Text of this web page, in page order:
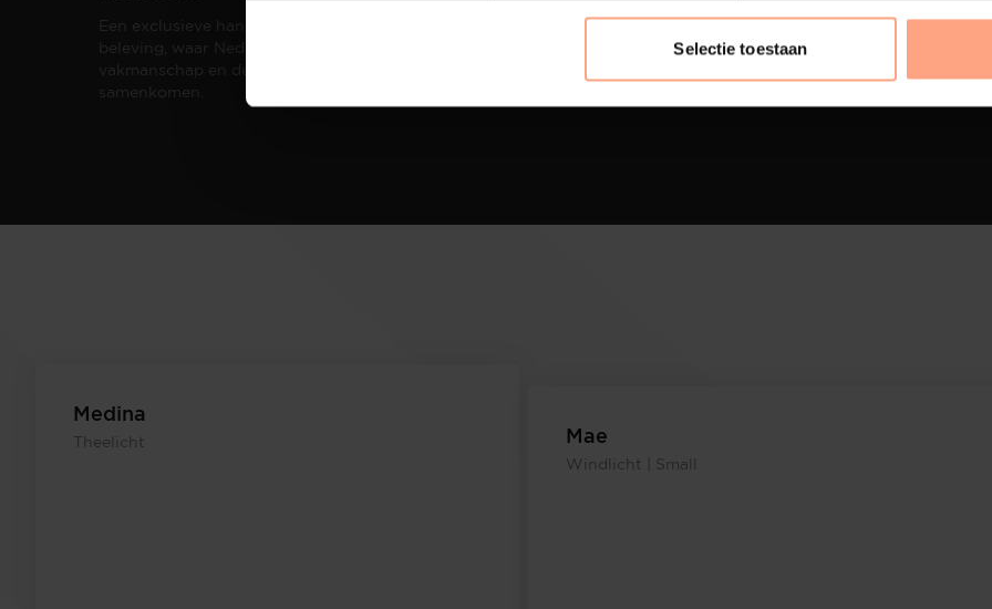
Selectie toestaan
Een exclusieve handgemaakte
beleving, waar Nederlands
vakmanschap en design
samenkomen.
De meubelen worden in onze
eigen spuiterij afgewerkt met
PUUUR biedt volledige
ontzorging van eerste
Medina
Theelicht Mae
Windlicht | Small